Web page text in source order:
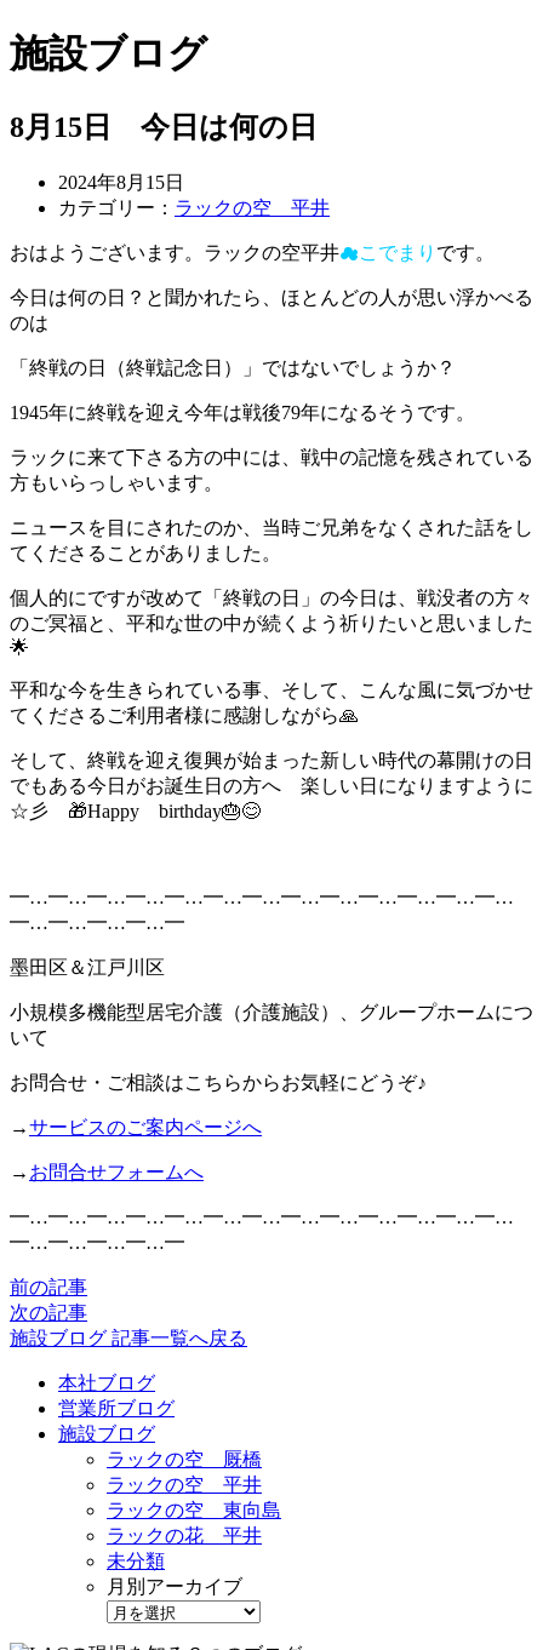
施設ブログ
8月15日 今日は何の日
2024年8月15日
カテゴリー： ラックの空 平井
おはようございます。ラックの空平井☁こでまり です。
今日は何の日？と聞かれたら、ほとんどの人が思い浮かべる
のは
「終戦の日（終戦記念日）」ではないでしょうか？
1945年に終戦を迎え今年は戦後79年になるそうです。
ラックに来て下さる方の中には、戦中の記憶を残されている
方もいらっしゃいます。
ニュースを目にされたのか、当時ご兄弟をなくされた話をし
てくださることがありました。
個人的にですが改めて「終戦の日」の今日は、戦没者の方々
のご冥福と、平和な世の中が続くよう祈りたいと思いました
🌟
平和な今を生きられている事、そして、こんな風に気づかせ
てくださるご利用者様に感謝しながら🙏
そして、終戦を迎え復興が始まった新しい時代の幕開けの日
でもある今日がお誕生日の方へ 楽しい日になりますように
☆彡 🎁Happy birthday🎂😊
━…━…━…━…━…━…━…━…━…━…━…━…━…
━…━…━…━…━
墨田区＆江戸川区
小規模多機能型居宅介護（介護施設）、グループホームにつ
いて
お問合せ・ご相談はこちらからお気軽にどうぞ♪
→サービスのご案内ページへ
→ お問合せフォームへ
━…━…━…━…━…━…━…━…━…━…━…━…━…
━…━…━…━…━
前の記事
次の記事
施設ブログ 記事一覧へ戻る
本社ブログ
営業所ブログ
施設ブログ
ラックの空 厩橋
ラックの空 平井
ラックの空 東向島
ラックの花 平井
未分類
月別アーカイブ